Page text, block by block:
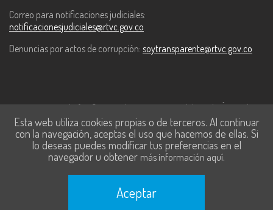
Correo para notificaciones judiciales:
notificacionesjudiciales@rtvc.gov.co
Denuncias por actos de corrupción: soytransparente@rtvc.gov.co
Este contenido fue financiado con recursos del Fondo Único de
Tecnologías de la Información y las Comunicaciones de MinTic.
Esta web utiliza cookies propias o de terceros. Al continuar
con la navegación, aceptas el uso que hacemos de ellas. Si
lo deseas puedes modificar tus preferencias en el
navegador u obtener más información aquí.
Aceptar